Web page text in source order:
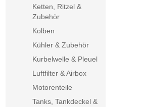
Ketten, Ritzel &
Zubehör
Kolben
Kühler & Zubehör
Kurbelwelle & Pleuel
Luftfilter & Airbox
Motorenteile
Tanks, Tankdeckel &